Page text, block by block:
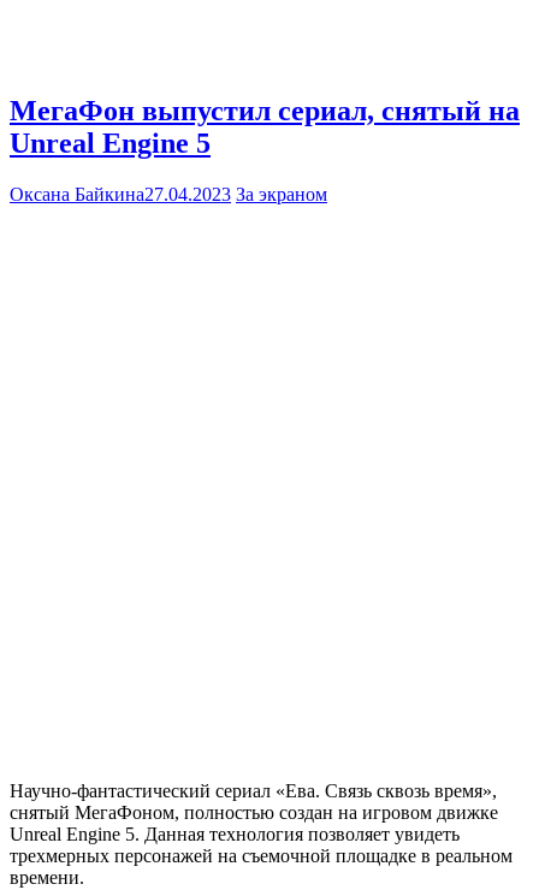
МегаФон выпустил сериал, снятый на
Unreal Engine 5
Оксана Байкина27.04.2023 За экраном
Научно-фантастический сериал «Ева. Связь сквозь время»,
снятый МегаФоном, полностью создан на игровом движке
Unreal Engine 5. Данная технология позволяет увидеть
трехмерных персонажей на съемочной площадке в реальном
времени.